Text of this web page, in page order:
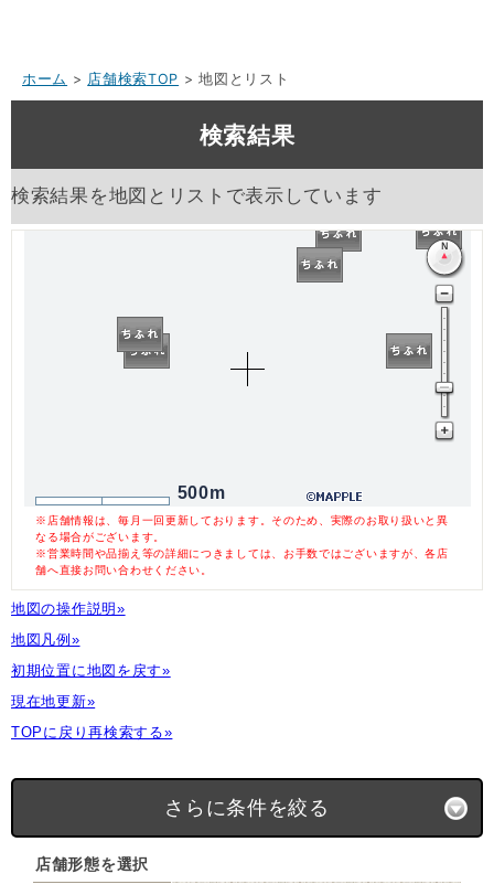
ホーム > 店舗検索TOP > 地図とリスト
検索結果
検索結果を地図とリストで表示しています
500m
※店舗情報は、毎月一回更新しております。そのため、実際のお取り扱いと異
なる場合がございます。
※営業時間や品揃え等の詳細につきましては、お手数ではございますが、各店
舗へ直接お問い合わせください。
地図の操作説明»
地図凡例»
初期位置に地図を戻す»
現在地更新»
TOPに戻り再検索する»
さらに条件を絞る
店舗形態を選択